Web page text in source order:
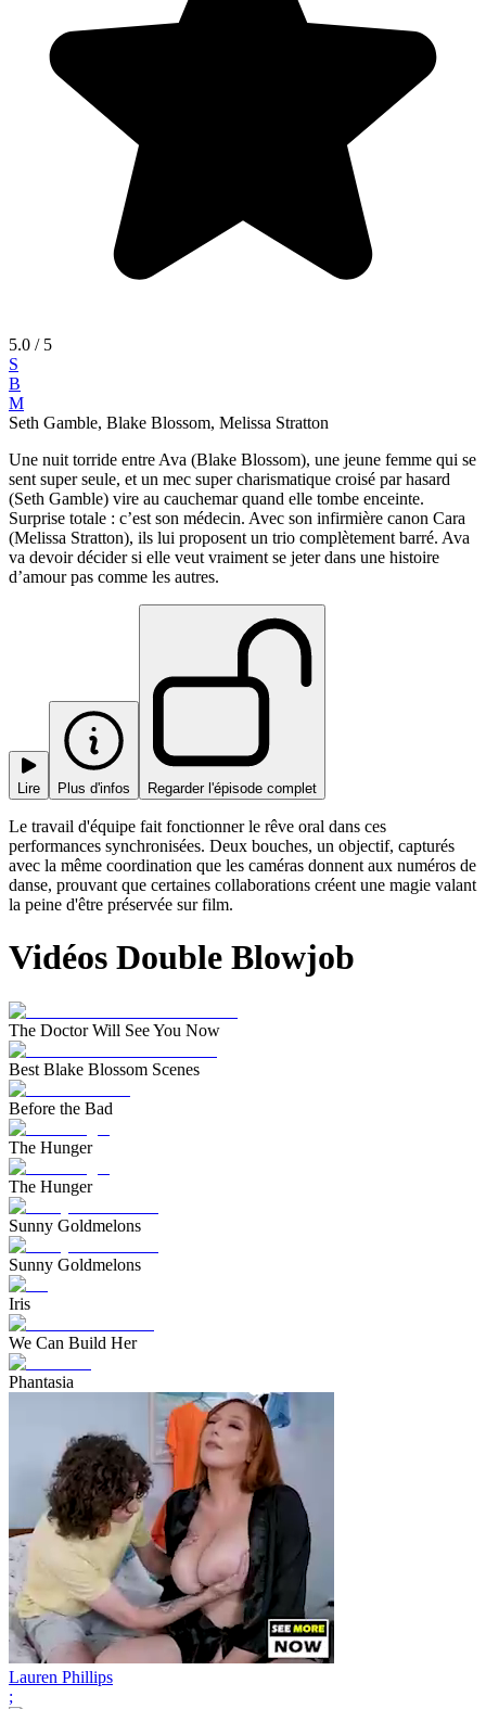
5.0 / 5
S
B
M
Seth Gamble, Blake Blossom, Melissa Stratton
Une nuit torride entre Ava (Blake Blossom), une jeune femme qui se
sent super seule, et un mec super charismatique croisé par hasard
(Seth Gamble) vire au cauchemar quand elle tombe enceinte.
Surprise totale : c’est son médecin. Avec son infirmière canon Cara
(Melissa Stratton), ils lui proposent un trio complètement barré. Ava
va devoir décider si elle veut vraiment se jeter dans une histoire
d’amour pas comme les autres.
Lire Plus d'infos Regarder l'épisode complet
Le travail d'équipe fait fonctionner le rêve oral dans ces
performances synchronisées. Deux bouches, un objectif, capturés
avec la même coordination que les caméras donnent aux numéros de
danse, prouvant que certaines collaborations créent une magie valant
la peine d'être préservée sur film.
Vidéos Double Blowjob
The Doctor Will See You Now
Best Blake Blossom Scenes
Before the Bad
The Hunger
The Hunger
Sunny Goldmelons
Sunny Goldmelons
Iris
We Can Build Her
Phantasia
Lauren Phillips
;